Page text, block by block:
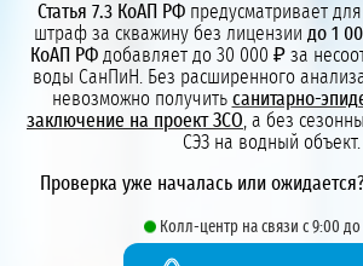
Статья 7.3 КоАП РФпредусматривает
штраф за скважину без лицензии до 1
КоАП РФдобавляет до 30 000 ₽ за
воды СанПиН. Без расширенного
невозможно получить санитарно-
заключение на проект ЗСО , а без
СЭЗ на водный объект.
Проверка уже началась или
Колл-центр на связи с 9:00 до